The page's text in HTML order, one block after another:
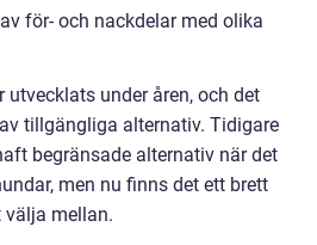
för- och nackdelar med olika
utvecklats under åren, och det
tillgängliga alternativ. Tidigare
begränsade alternativ när det
men nu finns det ett brett
välja mellan.